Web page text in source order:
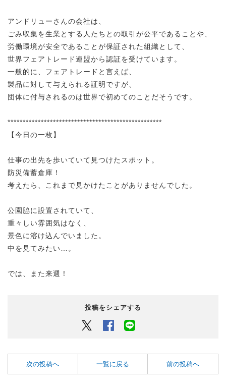
アンドリューさんの会社は、
ごみ収集を生業とする人たちとの取引が公平であることや、
労働環境が安全であることが保証された組織として、
世界フェアトレード連盟から認証を受けています。
一般的に、フェアトレードと言えば、
製品に対して与えられる証明ですが、
団体に付与されるのは世界で初めてのことだそうです。
***************************************************
【今日の一枚】
仕事の出先を歩いていて見つけたスポット。
防災備蓄倉庫！
考えたら、これまで見かけたことがありませんでした。
公園脇に設置されていて、
重々しい雰囲気はなく、
景色に溶け込んでいました。
中を見てみたい…。
では、また来週！
投稿をシェアする
Twitter Facebook
次の投稿へ 一覧に戻る 前の投稿へ